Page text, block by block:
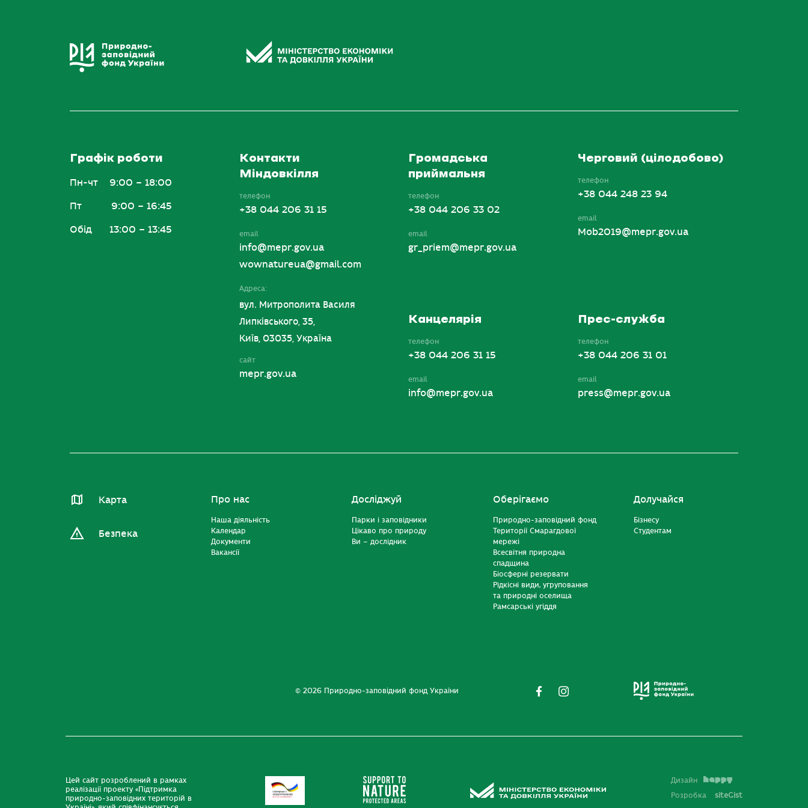
Графік роботи
Пн-чт 9:00 – 18:00
Пт 9:00 – 16:45
Обід 13:00 – 13:45
Контакти
Міндовкілля
телефон
+38 044 206 31 15
email
info@mepr.gov.ua
wownatureua@gmail.com
Адреса:
вул. Митрополита Василя
Липківського, 35,
Київ, 03035, Україна
сайт
mepr.gov.ua
Громадська
приймальня
телефон
+38 044 206 33 02
email
gr_priem@mepr.gov.ua
Канцелярія
телефон
+38 044 206 31 15
email
info@mepr.gov.ua
Черговий (цілодобово)
телефон
+38 044 248 23 94
email
Mob2019@mepr.gov.ua
Прес-служба
телефон
+38 044 206 31 01
email
press@mepr.gov.ua
Карта
Безпека
Про нас
Наша діяльність
Календар
Документи
Вакансії
Досліджуй
Парки і заповідники
Цікаво про природу
Ви – дослідник
Оберігаємо
Природно-заповідний фонд
Території Смарагдової
мережі
Всесвітня природна
спадщина
Біосферні резервати
Рідкісні види, угруповання
та природні оселища
Рамсарські угіддя
Долучайся
Бізнесу
Студентам
© 2026 Природно-заповідний фонд України
Цей сайт розроблений в рамках
реалізації проекту «Підтримка
природно-заповідних територій в
Дизайн
Розробка
siteGist